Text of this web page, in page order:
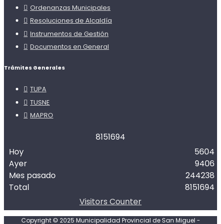
Ordenanzas Municipales
Resoluciones de Alcaldía
Instrumentos de Gestión
Documentos en General
Trámites Generales
TUPA
TUSNE
MAPRO
8151694
Hoy
Ayer
Mes pasado
Total
5604
9406
244238
8151694
Visitors Counter
Copyright © 2025 Municipalidad Provincial de San Miguel -